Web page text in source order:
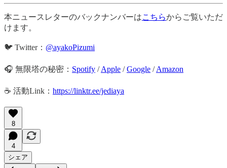
本ニュースレターのバックナンバーはこちらからご覧いただ
けます。
🐦 Twitter： @ayakoPizumi
🎧 無限塔の秘密： Spotify /Apple /Google /Amazon
☕️ 活動Link： https://linktr.ee/jediaya
8
4
シェア